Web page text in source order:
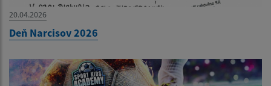
20.04.2026
Deň Narcisov 2026